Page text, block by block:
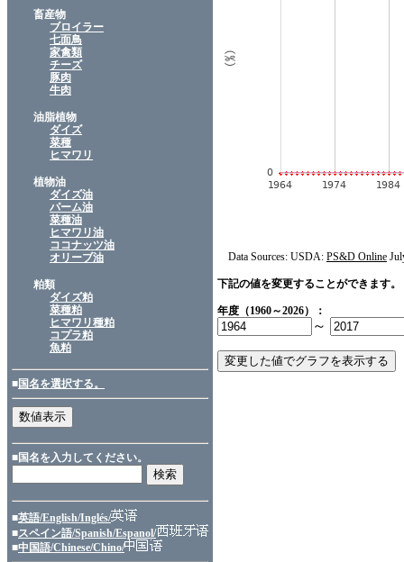
畜産物
ブロイラー
七面鳥
家禽類
チーズ
豚肉
牛肉
油脂植物
ダイズ
菜種
ヒマワリ
植物油
ダイズ油
パーム油
菜種油
ヒマワリ油
ココナッツ油
オリーブ油
粕類
ダイズ粕
菜種粕
ヒマワリ種粕
コプラ粕
魚粕
■国名を選択する。
■国名を入力してください。
■英語/English/Inglés/
■スペイン語/Spanish/Espanol/
■中国語/Chinese/Chino/
Data Sources: USDA: PS&D Online
下記の値を変更することができます。
年度（1960～2026）：
～